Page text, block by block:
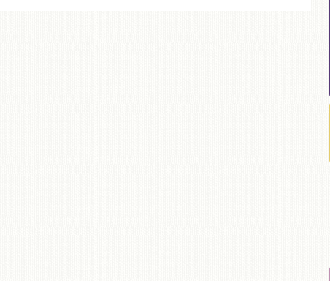
こどもみらい館子育て